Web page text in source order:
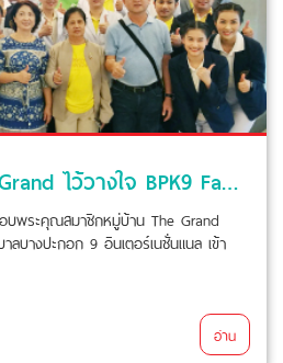
สมาชิกหมู่บ้าน The Grand ไว้วางใจ BPK9 Family เข้าตรวจสุขภาพ
บพระคุณสมาชิกหมู่บ้าน The Grand
ลบางปะกอก 9 อินเตอร์เนชั่นแนล เข้า
อ่าน